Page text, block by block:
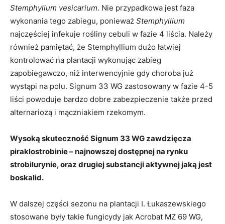
Stemphylium vesicarium. Nie przypadkowa jest faza
wykonania tego zabiegu, ponieważ Stemphyllium
najczęściej infekuje rośliny cebuli w fazie 4 liścia. Należy
również pamiętać, że Stemphyllium dużo łatwiej
kontrolować na plantacji wykonując zabieg
zapobiegawczo, niż interwencyjnie gdy choroba już
wystąpi na polu. Signum 33 WG zastosowany w fazie 4-5
liści powoduje bardzo dobre zabezpieczenie także przed
alternariozą i mączniakiem rzekomym.
Wysoką skuteczność Signum 33 WG zawdzięcza
piraklostrobinie – najnowszej dostępnej na rynku
strobilurynie, oraz drugiej substancji aktywnej jaką jest
boskalid.
W dalszej części sezonu na plantacji I. Łukaszewskiego
stosowane były takie fungicydy jak Acrobat MZ 69 WG,